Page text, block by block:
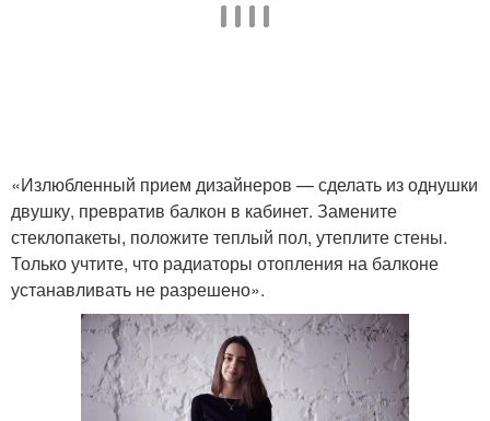
«Излюбленный прием дизайнеров — сделать из однушки
двушку, превратив балкон в кабинет. Замените
стеклопакеты, положите теплый пол, утеплите стены.
Только учтите, что радиаторы отопления на балконе
устанавливать не разрешено».